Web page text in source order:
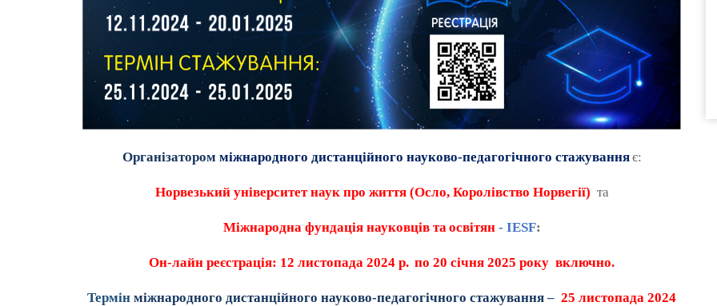
Організатором міжнародного дистанційного науково-педагогічного стажуванняє:
Норвезький університет наук про життя (Осло, Королівство Норвегії) та
Міжнародна фундація науковців таосвітян- IESF:
Он-лайн реєстрація: 12 листопада 2024 р. по 20 січня 2025 року включно.
Термін міжнародного дистанційного науково-педагогічного стажування– 25 листопада 2024